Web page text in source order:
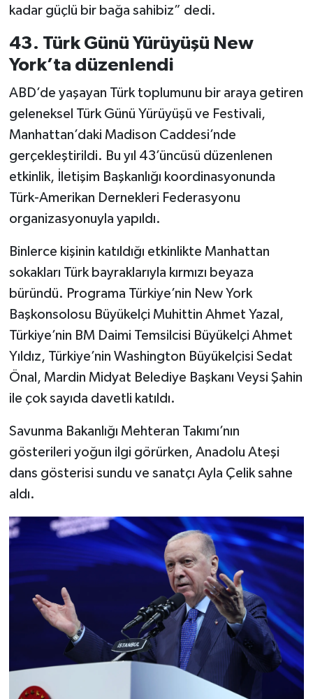
kadar güçlü bir bağa sahibiz” dedi.
43. Türk Günü Yürüyüşü New
York’ta düzenlendi
ABD’de yaşayan Türk toplumunu bir araya getiren
geleneksel Türk Günü Yürüyüşü ve Festivali,
Manhattan’daki Madison Caddesi’nde
gerçekleştirildi. Bu yıl 43’üncüsü düzenlenen
etkinlik, İletişim Başkanlığı koordinasyonunda
Türk-Amerikan Dernekleri Federasyonu
organizasyonuyla yapıldı.
Binlerce kişinin katıldığı etkinlikte Manhattan
sokakları Türk bayraklarıyla kırmızı beyaza
büründü. Programa Türkiye’nin New York
Başkonsolosu Büyükelçi Muhittin Ahmet Yazal,
Türkiye’nin BM Daimi Temsilcisi Büyükelçi Ahmet
Yıldız, Türkiye’nin Washington Büyükelçisi Sedat
Önal, Mardin Midyat Belediye Başkanı Veysi Şahin
ile çok sayıda davetli katıldı.
Savunma Bakanlığı Mehteran Takımı’nın
gösterileri yoğun ilgi görürken, Anadolu Ateşi
dans gösterisi sundu ve sanatçı Ayla Çelik sahne
aldı.